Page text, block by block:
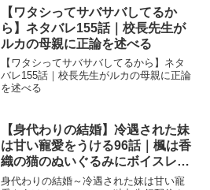
【ワタシってサバサバしてるか
ら】ネタバレ155話｜校長先生が
ルカの母親に正論を述べる
【ワタシってサバサバしてるから】ネタ
バレ155話｜校長先生がルカの母親に正論
を述べる
【身代わりの結婚】冷遇された妹
は甘い寵愛をうける96話｜楓は香
織の猫のぬいぐるみにボイスレコ
ーダーを仕込んでいた！
身代わりの結婚～冷遇された妹は甘い寵